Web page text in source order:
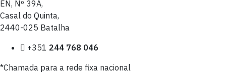
EN, Nº 39A,
Casal do Quinta,
2440-025 Batalha
+351 244 768 046
*Chamada para a rede fixa nacional